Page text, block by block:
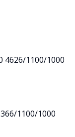
4626/1100/1000
1100/1000